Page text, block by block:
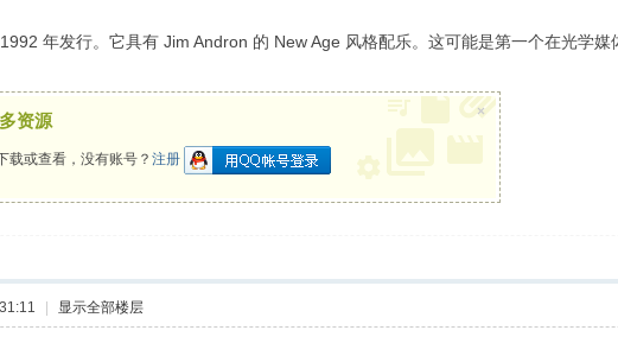
年发行。它具有 Jim Andron 的 New Age 风格配乐。这可能是第一个在光学媒
资源
载或查看，没有账号？注册
×
| 显示全部楼层